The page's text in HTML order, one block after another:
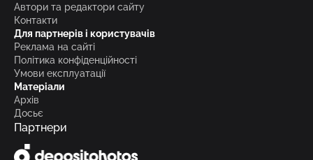
Автори та редактори сайту
Контакти
Для партнерів і користувачів
Реклама на сайті
Політика конфіденційності
Умови експлуатації
Матеріали
Архів
Досьє
Партнери